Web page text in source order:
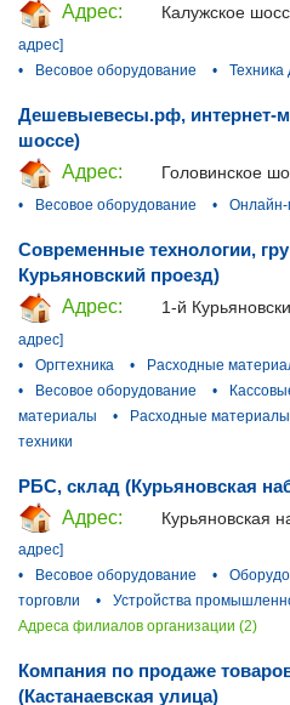
Адрес:
Калужское
адрес]
•
Весовое оборудование • Техника
Дешевыевесы.рф, интернет-
шоссе)
Адрес:
Головинское
•
Весовое оборудование • Онлайн-
Современные технологии,
Курьяновский проезд)
Адрес:
1-й
адрес]
•
Оргтехника •
Расходные
•
Весовое оборудование •
материалы
•
Расходные материалы
техники
РБС, склад (Курьяновская
Адрес:
Курьяновская
адрес]
•
Весовое оборудование •
торговли
•
Устройства
Адреса филиалов организации (2)
Компания по продаже
(Кастанаевская улица)